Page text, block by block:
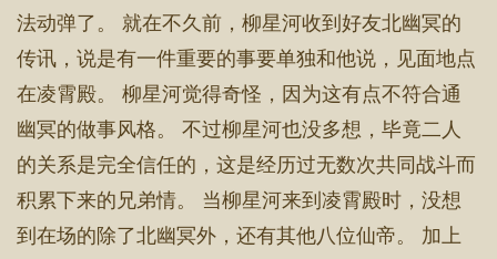
法动弹了。 就在不久前，柳星河收到好友北幽冥的
传讯，说是有一件重要的事要单独和他说，见面地点
在凌霄殿。 柳星河觉得奇怪，因为这有点不符合通
幽冥的做事风格。 不过柳星河也没多想，毕竟二人
的关系是完全信任的，这是经历过无数次共同战斗而
积累下来的兄弟情。 当柳星河来到凌霄殿时，没想
到在场的除了北幽冥外，还有其他八位仙帝。 加上